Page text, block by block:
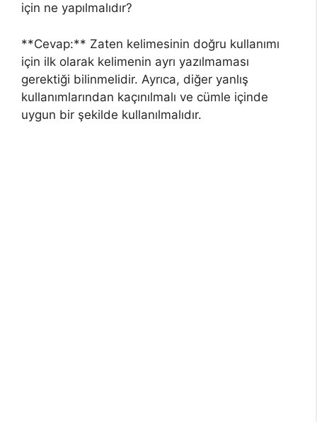
için ne yapılmalıdır?
**Cevap:** Zaten kelimesinin doğru kullanımı
için ilk olarak kelimenin ayrı yazılmaması
gerektiği bilinmelidir. Ayrıca, diğer yanlış
kullanımlarından kaçınılmalı ve cümle içinde
uygun bir şekilde kullanılmalıdır.